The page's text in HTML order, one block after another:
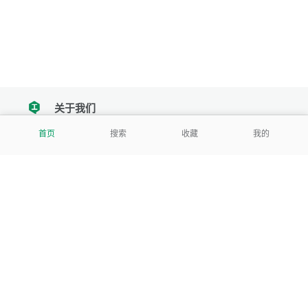
首页 搜索 收藏 我的
tencent关于我们
我们努力把每一个工具做成批量处理的产品